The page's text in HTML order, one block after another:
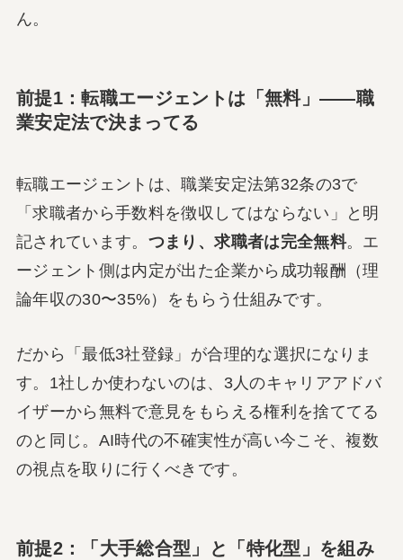
ん。
前提1：転職エージェントは「無料」――職
業安定法で決まってる
転職エージェントは、職業安定法第32条の3で
「求職者から手数料を徴収してはならない」と明
記されています。 つまり、求職者は完全無料。エ
ージェント側は内定が出た企業から成功報酬（理
論年収の30〜35%）をもらう仕組みです。
だから「最低3社登録」が合理的な選択になりま
す。1社しか使わないのは、3人のキャリアアドバ
イザーから無料で意見をもらえる権利を捨ててる
のと同じ。AI時代の不確実性が高い今こそ、複数
の視点を取りに行くべきです。
前提2：「大手総合型」と「特化型」を組み